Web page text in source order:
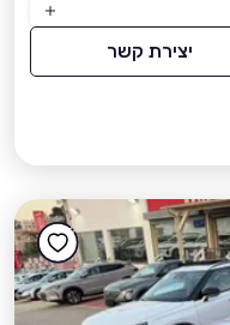
יצירת קשר